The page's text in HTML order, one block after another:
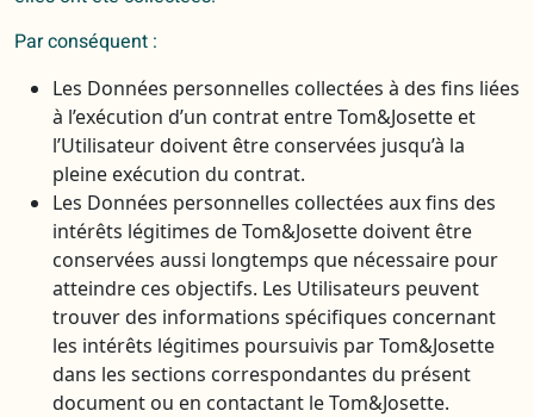
Par conséquent :
Les Données personnelles collectées à des fins liées
à l’exécution d’un contrat entre Tom&Josette et
l’Utilisateur doivent être conservées jusqu’à la
pleine exécution du contrat.
Les Données personnelles collectées aux fins des
intérêts légitimes de Tom&Josette doivent être
conservées aussi longtemps que nécessaire pour
atteindre ces objectifs. Les Utilisateurs peuvent
trouver des informations spécifiques concernant
les intérêts légitimes poursuivis par Tom&Josette
dans les sections correspondantes du présent
document ou en contactant le Tom&Josette.